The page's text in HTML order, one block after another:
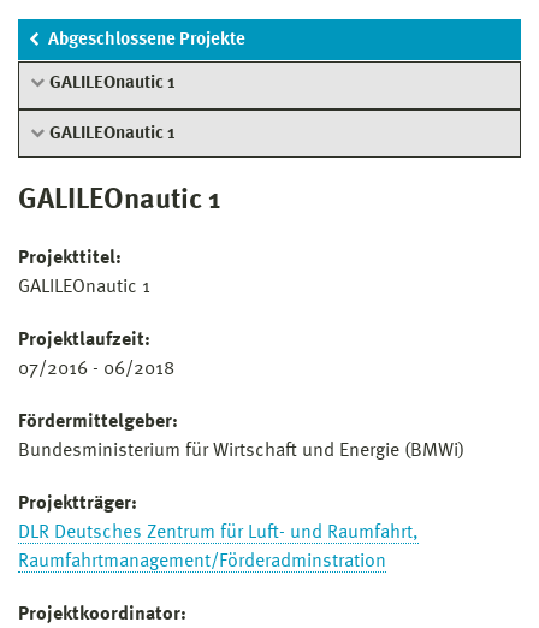
Abgeschlossene Projekte
GALILEOnautic 1
GALILEOnautic 1
GALILEOnautic 1
Projekttitel:
GALILEOnautic 1
Projektlaufzeit:
07/2016 - 06/2018
Fördermittelgeber:
Bundesministerium für Wirtschaft und Energie (BMWi)
Projektträger:
DLR Deutsches Zentrum für Luft- und Raumfahrt,
Raumfahrtmanagement/Förderadminstration
Projektkoordinator: